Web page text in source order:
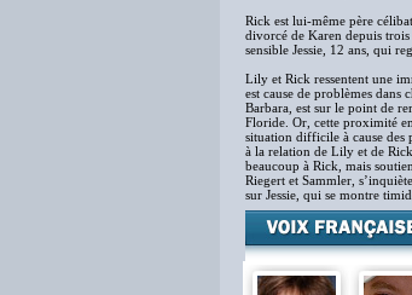
Rick est lui-même père
divorcé de Karen depuis trois
sensible Jessie, 12 ans, qui
Lily et Rick ressentent une
est cause de problèmes dans
Barbara, est sur le point de
Floride. Or, cette proximité
situation difficile à cause des
à la relation de Lily et de Rick
beaucoup à Rick, mais
Riegert et Sammler,
sur Jessie, qui se montre